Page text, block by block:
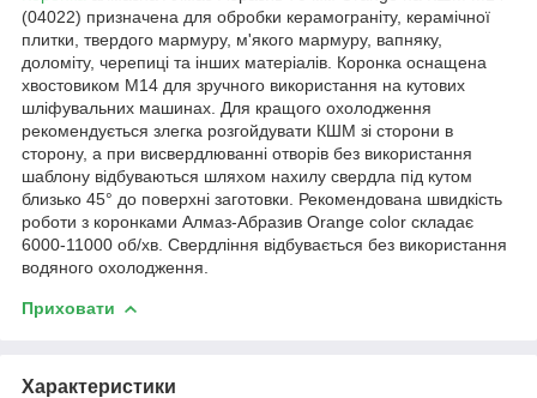
(04022) призначена для обробки керамограніту, керамічної
плитки, твердого мармуру, м'якого мармуру, вапняку,
доломіту, черепиці та інших матеріалів. Коронка оснащена
хвостовиком M14 для зручного використання на кутових
шліфувальних машинах. Для кращого охолодження
рекомендується злегка розгойдувати КШМ зі сторони в
сторону, а при висвердлюванні отворів без використання
шаблону відбуваються шляхом нахилу свердла під кутом
близько 45° до поверхні заготовки. Рекомендована швидкість
роботи з коронками Алмаз-Абразив Orange color складає
6000-11000 об/хв. Свердління відбувається без використання
водяного охолодження.
Приховати
Характеристики